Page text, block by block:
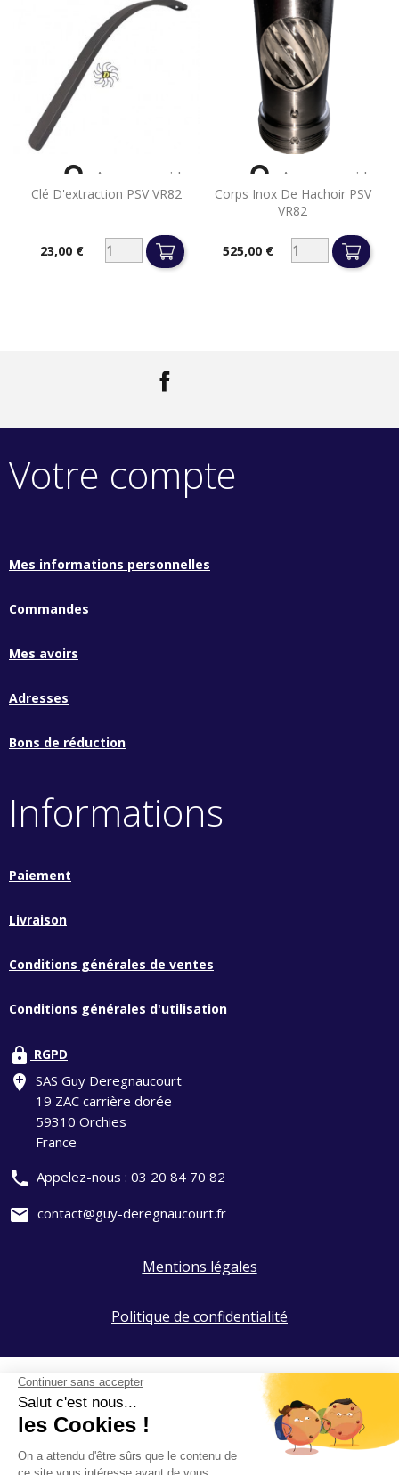
Clé D'extraction PSV VR82
Prix23,00 €
 Aperçu rapide
Corps Inox De Hachoir PSV
VR82
Prix525,00 €
 Aperçu rapide
Votre compte
Mes informations personnelles
Commandes
Mes avoirs
Adresses
Bons de réduction
Informations
Paiement
Livraison
Conditions générales de ventes
Conditions générales d'utilisation
lock RGPD
add_location SAS Guy Deregnaucourt
19 ZAC carrière dorée
59310 Orchies
France
phone Appelez-nous : 03 20 84 70 82
mail contact@guy-deregnaucourt.fr
Mentions légales
Politique de confidentialité